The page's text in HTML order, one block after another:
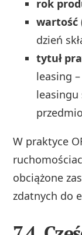
rok
wartość
dzień
tytuł
leasing
leasingu
W praktyce
obciążone
zdatnych do